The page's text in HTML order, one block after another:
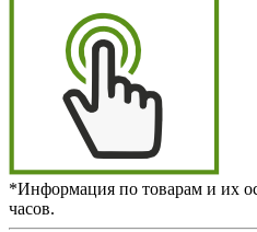
*Информация по товарам и их
часов.